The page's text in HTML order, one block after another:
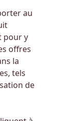
au
pour y
offres
la
tels
de